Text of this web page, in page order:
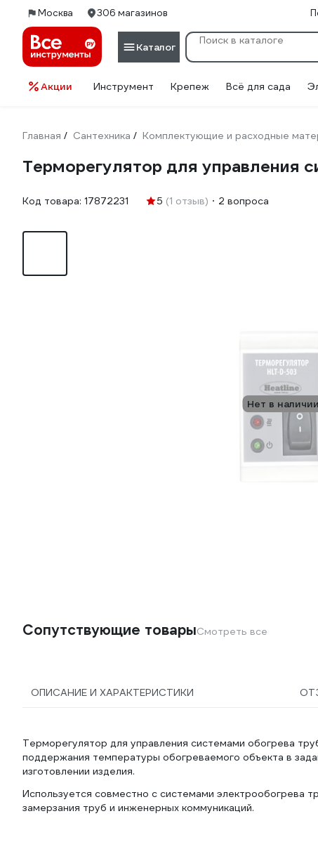
Москва 306 магазинов
Каталог
Акции Инструмент Крепеж Всё для сада
Главная / Сантехника / Комплектующие и расходные
Терморегулятор для управления
Код товара: 17872231 5 (1 отзыв) 2 вопроса
Нет в наличии
Сопутствующие товарыСмотреть все
ОПИСАНИЕ И ХАРАКТЕРИСТИКИ
Терморегулятор для управления системами обогрева
поддержания температуры обогреваемого объекта в
изготовлении изделия.
Используется совместно с системами
замерзания труб и инженерных коммуникаций.